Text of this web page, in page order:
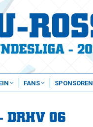
FANS SPONSOREN
DRHV 06